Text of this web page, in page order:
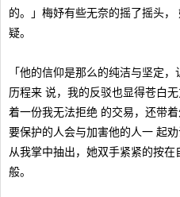
的。」梅妤有些无奈的摇了摇头
疑。
「他的信仰是那么的纯洁与坚定
历程来 说，我的反驳也显得苍白
着一份我无法拒绝 的交易，还带
要保护的人会与加害他的人一 起
从我掌中抽出，她双手紧紧的按
般。